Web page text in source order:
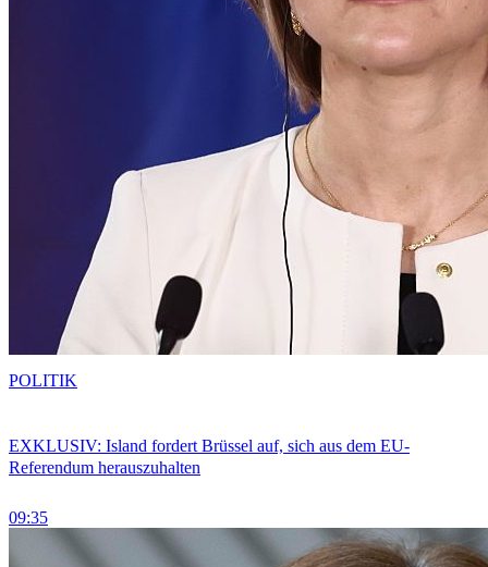
EXKLUSIV: Island fordert Brüssel auf, sich aus dem EU-
Referendum herauszuhalten
09:35
POLITIK